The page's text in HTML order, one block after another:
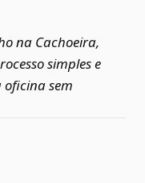
na Cachoeira,
simples e
sem